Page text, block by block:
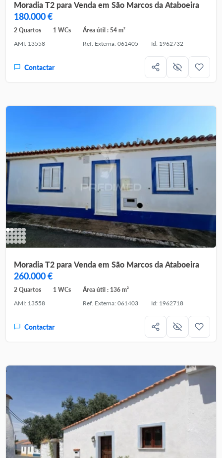
Moradia T2 para Venda em São Marcos da Ataboeira
180.000 €
2 Quartos 1 WCs
Área útil : 54 m²
AMI: 13558
Ref. Externa: 061405 Id: 1962732
Contactar
Moradia T2 para Venda em São Marcos da Ataboeira
260.000 €
2 Quartos 1 WCs
Área útil : 136 m²
AMI: 13558
Ref. Externa: 061403 Id: 1962718
Contactar